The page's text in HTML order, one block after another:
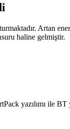
Artan
haline gelmiştir.
yazılımı ile BT